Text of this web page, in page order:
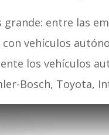
grande: entre las
vehículos
los vehículos
Bosch, Toyota,